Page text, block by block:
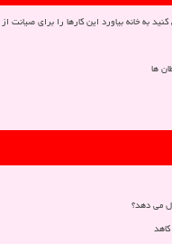
به خانه بیاورد این کارها را برای صیانت
ها
می دهد؟